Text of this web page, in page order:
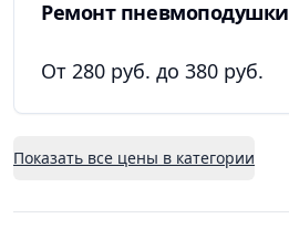
Ремонт пневмоподушки
От 280 руб. до 380 руб.
Показать все цены в категории